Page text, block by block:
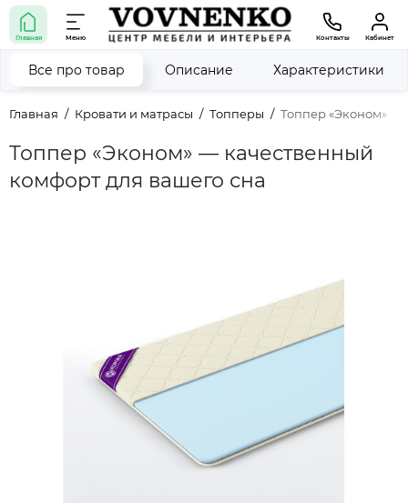
Главная Меню Контакты Кабинет
Главная Кровати и матрасы Топперы Топпер «Эконом»
Топпер «Эконом» — качественный
комфорт для вашего сна
Все про товар Описание Характеристики